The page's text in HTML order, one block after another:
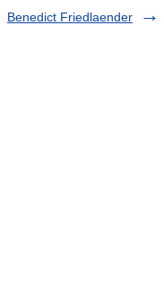
Benedict Friedlaender